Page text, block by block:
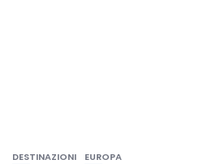
DESTINAZIONI EUROPA